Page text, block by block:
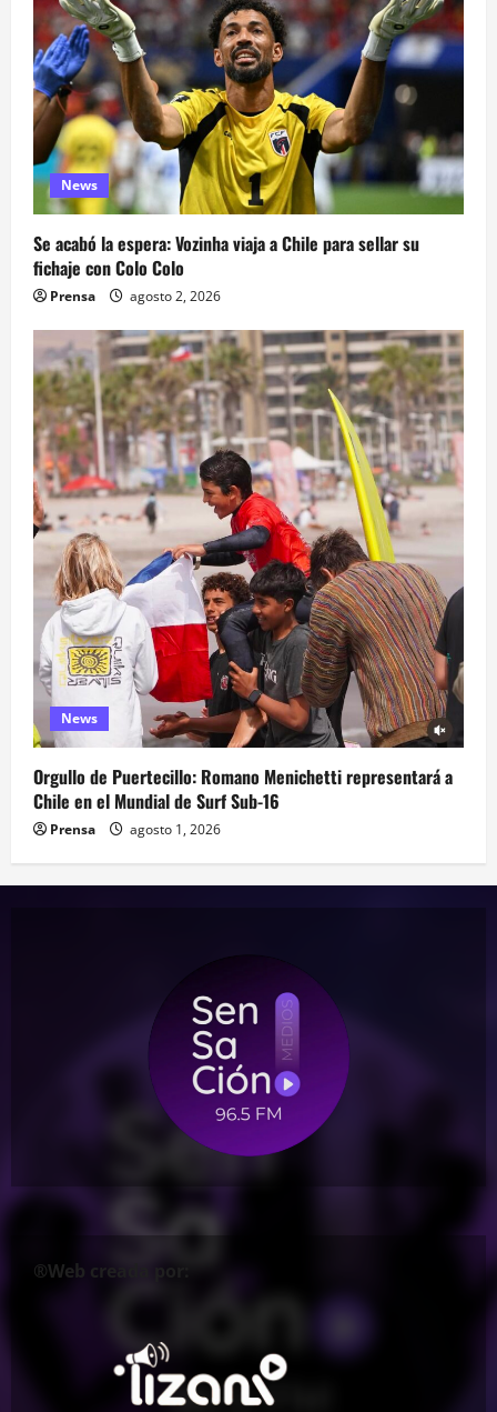
News
Se acabó la espera: Vozinha viaja a Chile para sellar su
fichaje con Colo Colo
Prensa agosto 2, 2026
News
Orgullo de Puertecillo: Romano Menichetti representará a
Chile en el Mundial de Surf Sub-16
Prensa agosto 1, 2026
®Web creada por: